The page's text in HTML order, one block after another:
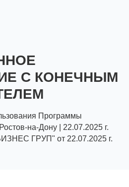
С КОНЕЧНЫМ
Программы
на-Дону | 22.07.2025 г.
ГРУП" от 22.07.2025 г.